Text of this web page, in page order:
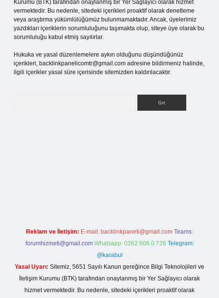
Kurumu (BTK) tarafından onaylanmış bir Yer Sağlayıcı olarak hizmet
vermektedir. Bu nedenle, sitedeki içerikleri proaktif olarak denetleme
veya araştırma yükümlülüğümüz bulunmamaktadır. Ancak, üyelerimiz
yazdıkları içeriklerin sorumluluğunu taşımakta olup, siteye üye olarak bu
sorumluluğu kabul etmiş sayılırlar.
Hukuka ve yasal düzenlemelere aykırı olduğunu düşündüğünüz
içerikleri, backlinkpanelicomtr@gmail.com adresine bildirmeniz halinde,
ilgili içerikler yasal süre içerisinde sitemizden kaldırılacaktır.
Reklam ve İletişim: E-mail: backlinkpaneli@gmail.com Teams:
forumhizmeti@gmail.com Whatsapp: 0262 606 0 726 Telegram:
@karabul
Yasal Uyarı: Sitemiz, 5651 Sayılı Kanun gereğince Bilgi Teknolojileri ve
İletişim Kurumu (BTK) tarafından onaylanmış bir Yer Sağlayıcı olarak
hizmet vermektedir. Bu nedenle, sitedeki içerikleri proaktif olarak